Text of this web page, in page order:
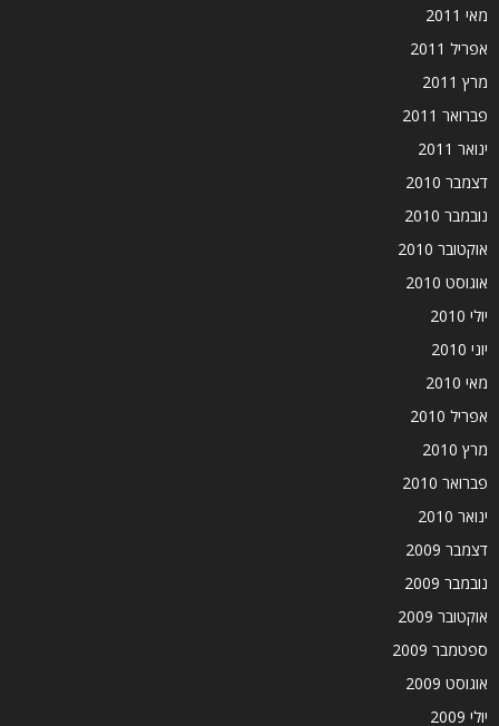
מאי 2011
אפריל 2011
מרץ 2011
פברואר 2011
ינואר 2011
דצמבר 2010
נובמבר 2010
אוקטובר 2010
אוגוסט 2010
יולי 2010
יוני 2010
מאי 2010
אפריל 2010
מרץ 2010
פברואר 2010
ינואר 2010
דצמבר 2009
נובמבר 2009
אוקטובר 2009
ספטמבר 2009
אוגוסט 2009
יולי 2009